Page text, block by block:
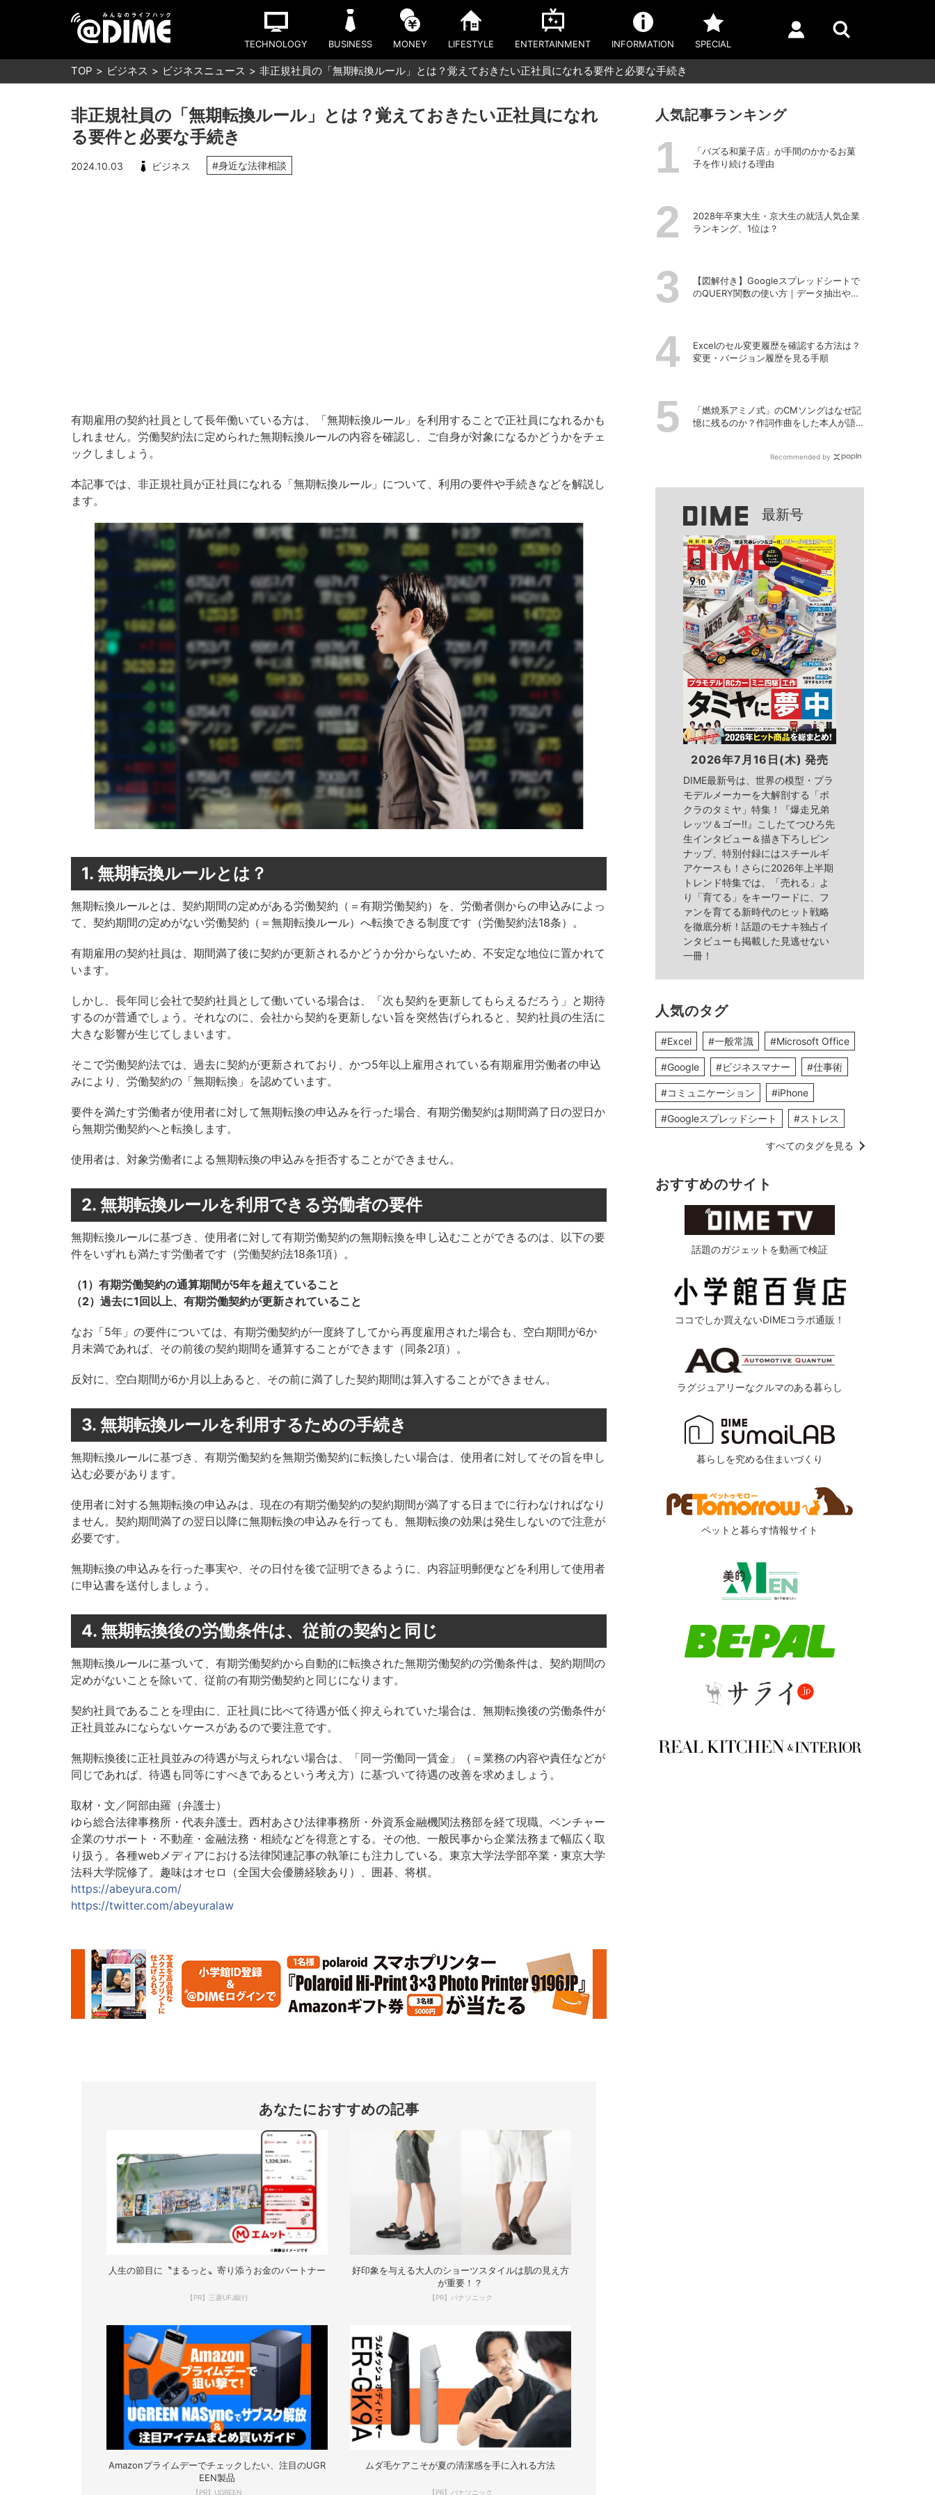
TECHNOLOGY BUSINESS MONEY LIFESTYLE ENTERTAINMENT INFORMATION SPECIAL
TOP ビジネス ビジネスニュース 非正規社員の「無期転換ルール」とは？覚えておきたい正社員になれる要件と必要な手続き
非正規社員の「無期転換ルール」とは？覚えておきたい正社員になれ
る要件と必要な手続き
2024.10.03 ビジネス #身近な法律相談
有期雇用の契約社員として長年働いている方は、「無期転換ルール」を利用することで正社員になれるかも
しれません。労働契約法に定められた無期転換ルールの内容を確認し、ご自身が対象になるかどうかをチェ
ックしましょう。
本記事では、非正規社員が正社員になれる「無期転換ルール」について、利用の要件や手続きなどを解説し
ます。
1. 無期転換ルールとは？
無期転換ルールとは、契約期間の定めがある労働契約（＝有期労働契約）を、労働者側からの申込みによっ
て、契約期間の定めがない労働契約（＝無期転換ルール）へ転換できる制度です（労働契約法18条）。
有期雇用の契約社員は、期間満了後に契約が更新されるかどうか分からないため、不安定な地位に置かれて
います。
しかし、長年同じ会社で契約社員として働いている場合は、「次も契約を更新してもらえるだろう」と期待
するのが普通でしょう。それなのに、会社から契約を更新しない旨を突然告げられると、契約社員の生活に
大きな影響が生じてしまいます。
そこで労働契約法では、過去に契約が更新されており、かつ5年以上雇用されている有期雇用労働者の申込
みにより、労働契約の「無期転換」を認めています。
要件を満たす労働者が使用者に対して無期転換の申込みを行った場合、有期労働契約は期間満了日の翌日か
ら無期労働契約へと転換します。
使用者は、対象労働者による無期転換の申込みを拒否することができません。
2. 無期転換ルールを利用できる労働者の要件
無期転換ルールに基づき、使用者に対して有期労働契約の無期転換を申し込むことができるのは、以下の要
件をいずれも満たす労働者です（労働契約法18条1項）。
（1）有期労働契約の通算期間が5年を超えていること
（2）過去に1回以上、有期労働契約が更新されていること
なお「5年」の要件については、有期労働契約が一度終了してから再度雇用された場合も、空白期間が6か
月未満であれば、その前後の契約期間を通算することができます（同条2項）。
反対に、空白期間が6か月以上あると、その前に満了した契約期間は算入することができません。
3. 無期転換ルールを利用するための手続き
無期転換ルールに基づき、有期労働契約を無期労働契約に転換したい場合は、使用者に対してその旨を申し
込む必要があります。
使用者に対する無期転換の申込みは、現在の有期労働契約の契約期間が満了する日までに行わなければなり
ません。契約期間満了の翌日以降に無期転換の申込みを行っても、無期転換の効果は発生しないので注意が
必要です。
無期転換の申込みを行った事実や、その日付を後で証明できるように、内容証明郵便などを利用して使用者
に申込書を送付しましょう。
4. 無期転換後の労働条件は、従前の契約と同じ
無期転換ルールに基づいて、有期労働契約から自動的に転換された無期労働契約の労働条件は、契約期間の
定めがないことを除いて、従前の有期労働契約と同じになります。
契約社員であることを理由に、正社員に比べて待遇が低く抑えられていた場合は、無期転換後の労働条件が
正社員並みにならないケースがあるので要注意です。
無期転換後に正社員並みの待遇が与えられない場合は、「同一労働同一賃金」（＝業務の内容や責任などが
同じであれば、待遇も同等にすべきであるという考え方）に基づいて待遇の改善を求めましょう。
取材・文／阿部由羅（弁護士）
ゆら総合法律事務所・代表弁護士。西村あさひ法律事務所・外資系金融機関法務部を経て現職。ベンチャー
企業のサポート・不動産・金融法務・相続などを得意とする。その他、一般民事から企業法務まで幅広く取
り扱う。各種webメディアにおける法律関連記事の執筆にも注力している。東京大学法学部卒業・東京大学
法科大学院修了。趣味はオセロ（全国大会優勝経験あり）、囲碁、将棋。
https://abeyura.com/
https://twitter.com/abeyuralaw
あなたにおすすめの記事
人生の節目に〝まるっと〟寄り添うお金のパートナー
【PR】三菱UFJ銀行
好印象を与える大人のショーツスタイルは肌の見え方
が重要！？
【PR】パナソニック
Amazonプライムデーでチェックしたい、注目のUGR
EEN製品
【PR】UGREEN
ムダ毛ケアこそが夏の清潔感を手に入れる方法
【PR】パナソニック
人気記事ランキング
「バズる和菓子店」が手間のかかるお菓
子を作り続ける理由
2028年卒東大生・京大生の就活人気企業
ランキング、1位は？
【図解付き】Googleスプレッドシートで
のQUERY関数の使い方｜データ抽出や並
Excelのセル変更履歴を確認する方法は？
変更・バージョン履歴を見る手順
「燃焼系アミノ式」のCMソングはなぜ記
憶に残るのか？作詞作曲をした本人が語
Recommended by
最新号
2026年7月16日(木) 発売
DIME最新号は、世界の模型・プラ
モデルメーカーを大解剖する「ボ
クラのタミヤ」特集！『爆走兄弟
レッツ＆ゴー!!』こしたてつひろ先
生インタビュー＆描き下ろしピン
ナップ、特別付録にはスチールギ
アケースも！さらに2026年上半期
トレンド特集では、「売れる」よ
り「育てる」をキーワードに、フ
ァンを育てる新時代のヒット戦略
を徹底分析！話題のモナキ独占イ
ンタビューも掲載した見逃せない
一冊！
人気のタグ
#Excel #一般常識 #Microsoft Office
#Google #ビジネスマナー #仕事術
#コミュニケーション #iPhone
#Googleスプレッドシート #ストレス
すべてのタグを見る
おすすめのサイト
話題のガジェットを動画で検証
ココでしか買えないDIMEコラボ通販！
ラグジュアリーなクルマのある暮らし
暮らしを究める住まいづくり
ペットと暮らす情報サイト